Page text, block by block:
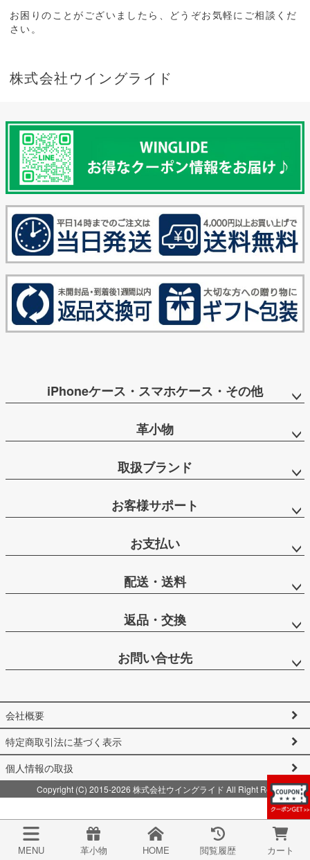
MENU 革小物 HOME 閲覧履歴 カート
お困りのことがございましたら、どうぞお気軽にご相談くだ
さい。
株式会社ウイングライド
iPhoneケース・スマホケース・その他
革小物
取扱ブランド
お客様サポート
お支払い
配送・送料
返品・交換
お問い合せ先
会社概要
特定商取引法に基づく表示
個人情報の取扱
Copyright (C) 2015-2026 株式会社ウイングライド All Right Reserved.